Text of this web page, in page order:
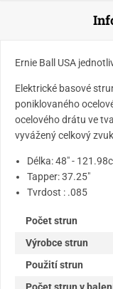
Ernie Ball USA
Elektrické basové
poniklovaného
ocelového drátu ve
vyvážený celkový
Délka: 48" -
Tapper: 37.25"
Tvrdost : .085
Počet strun
Výrobce strun
Použití strun